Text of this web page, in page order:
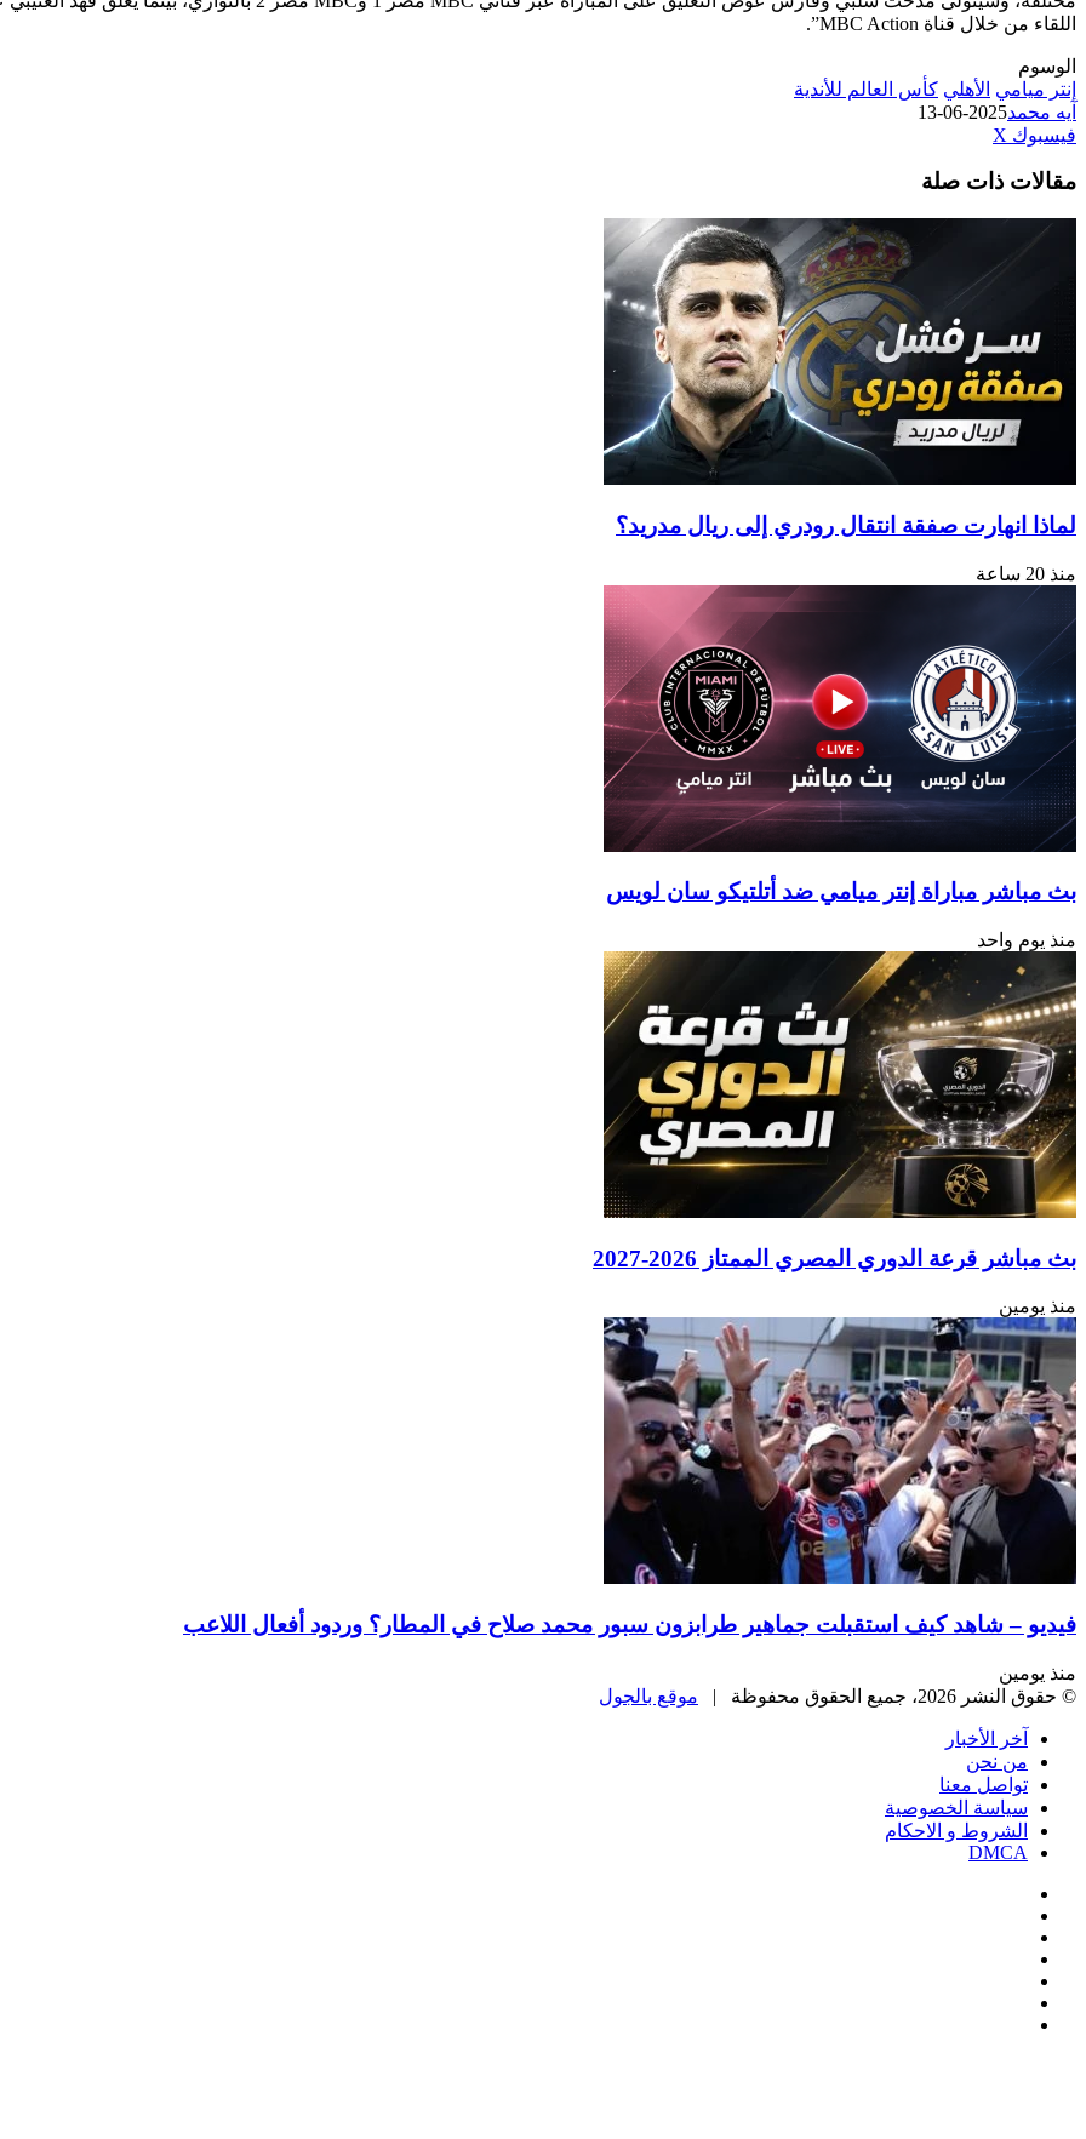
اللقاء من خلال قناة MBC Action”.
الوسوم
إنتر ميامي الأهلي كأس العالم للأندية
آيه محمد2025-06-13
فيسبوك ‫X
البريد
مقالات ذات صلة
لماذا انهارت صفقة انتقال رودري إلى ريال مدريد؟
منذ 20 ساعة
بث مباشر مباراة إنتر ميامي ضد أتلتيكو سان لويس
منذ يوم واحد
بث مباشر قرعة الدوري المصري الممتاز 2026-2027
منذ يومين
فيديو – شاهد كيف استقبلت جماهير طرابزون سبور محمد صلاح في المطار؟ وردود أفعال اللاعب
منذ يومين
© حقوق النشر 2026، جميع الحقوق محفوظة |
موقع بالجول
آخر الأخبار
من نحن
تواصل معنا
سياسة الخصوصية
الشروط و الاحكام
DMCA